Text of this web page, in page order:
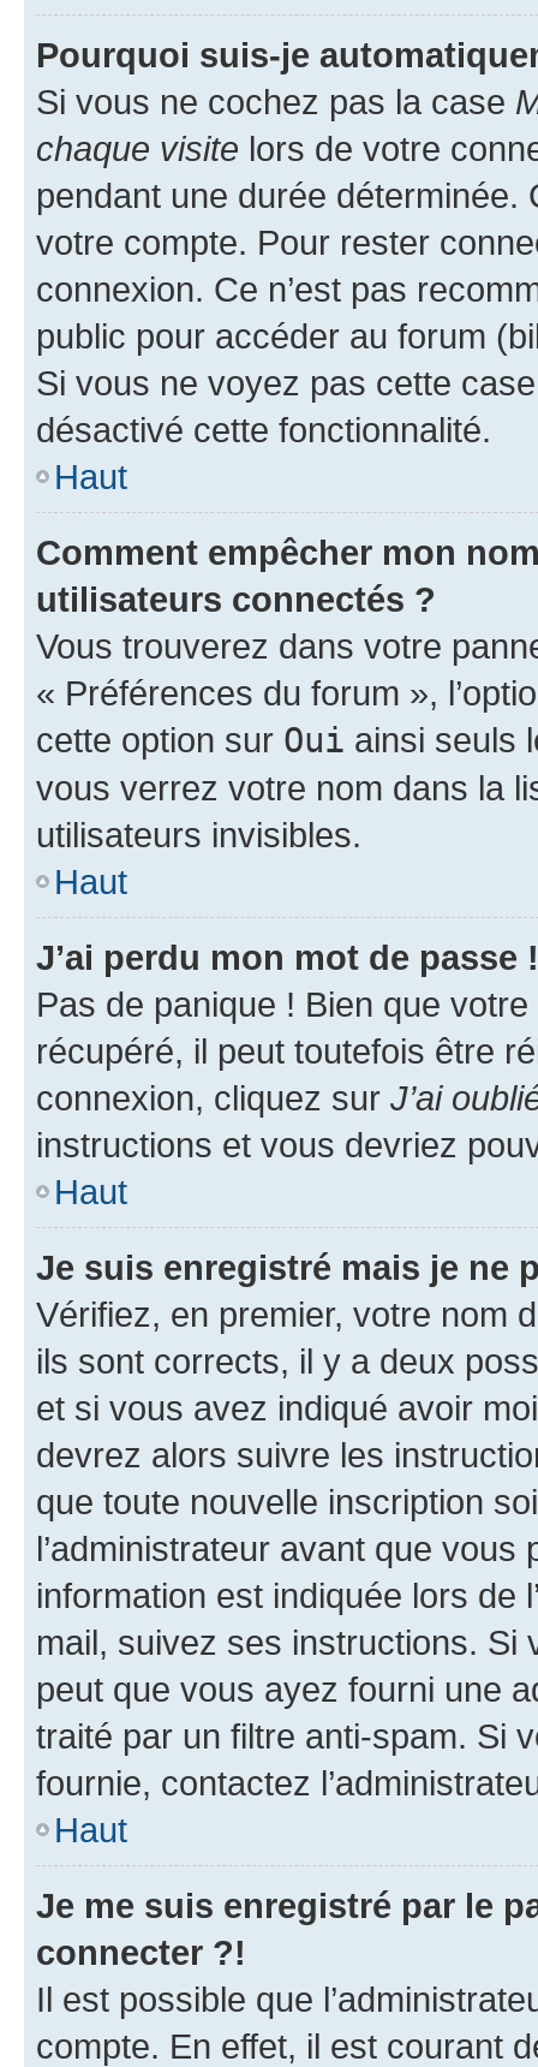
Pourquoi suis-je
Si vous ne cochez pas la case
chaque visite lors de votre
pendant une durée déterminée.
votre compte. Pour rester
connexion. Ce n’est pas
public pour accéder au forum
Si vous ne voyez pas cette
désactivé cette fonctionnalité.
Haut
Comment empêcher mon
utilisateurs connectés ?
Vous trouverez dans votre
« Préférences du forum »,
cette option sur Oui ainsi seuls
vous verrez votre nom dans la
utilisateurs invisibles.
Haut
J’ai perdu mon mot de passe !
Pas de panique ! Bien que
récupéré, il peut toutefois être
connexion, cliquez sur J’ai
instructions et vous devriez
Haut
Je suis enregistré mais je ne
Vérifiez, en premier, votre nom
ils sont corrects, il y a deux
et si vous avez indiqué avoir
devrez alors suivre les
que toute nouvelle inscription
l’administrateur avant que
information est indiquée lors de
mail, suivez ses instructions. Si
peut que vous ayez fourni une
traité par un filtre anti-spam. Si
fournie, contactez
Haut
Je me suis enregistré par le
connecter ?!
Il est possible que
compte. En effet, il est courant